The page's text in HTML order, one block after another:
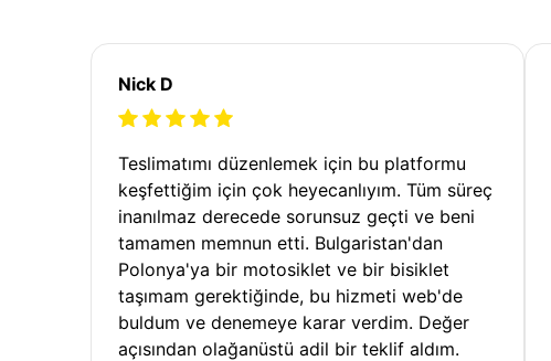
Nick D
Teslimatımı düzenlemek için bu platformu
keşfettiğim için çok heyecanlıyım. Tüm süreç
inanılmaz derecede sorunsuz geçti ve beni
tamamen memnun etti. Bulgaristan'dan
Polonya'ya bir motosiklet ve bir bisiklet
taşımam gerektiğinde, bu hizmeti web'de
buldum ve denemeye karar verdim. Değer
açısından olağanüstü adil bir teklif aldım.